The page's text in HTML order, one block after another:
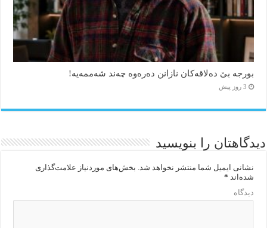
بورجە بێ دەلاقەکان نازانن دەرەوە چەند شەممەیە!
3 روز پیش
دیدگاهتان را بنویسید
نشانی ایمیل شما منتشر نخواهد شد. بخش‌های موردنیاز علامت‌گذاری
شده‌اند *
دیدگاه